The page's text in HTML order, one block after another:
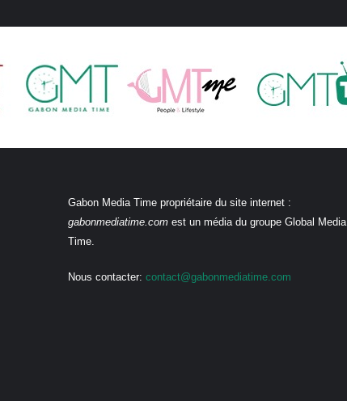
Gabon Media Time propriétaire du site internet :
gabonmediatime.comest un média du groupe Global Media
Time.
Nous contacter: contact@gabonmediatime.com